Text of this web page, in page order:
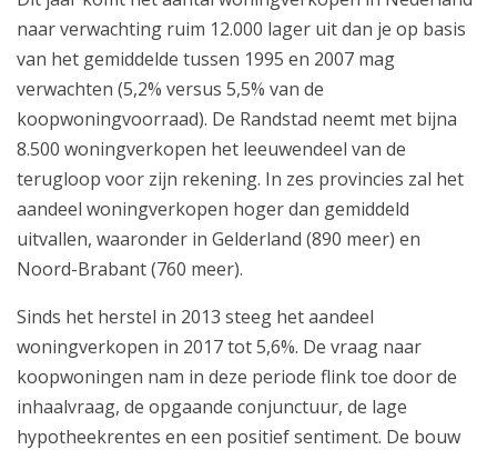
naar verwachting ruim 12.000 lager uit dan je op basis
van het gemiddelde tussen 1995 en 2007 mag
verwachten (5,2% versus 5,5% van de
koopwoningvoorraad). De Randstad neemt met bijna
8.500 woningverkopen het leeuwendeel van de
terugloop voor zijn rekening. In zes provincies zal het
aandeel woningverkopen hoger dan gemiddeld
uitvallen, waaronder in Gelderland (890 meer) en
Noord-Brabant (760 meer).
Sinds het herstel in 2013 steeg het aandeel
woningverkopen in 2017 tot 5,6%. De vraag naar
koopwoningen nam in deze periode flink toe door de
inhaalvraag, de opgaande conjunctuur, de lage
hypotheekrentes en een positief sentiment. De bouw